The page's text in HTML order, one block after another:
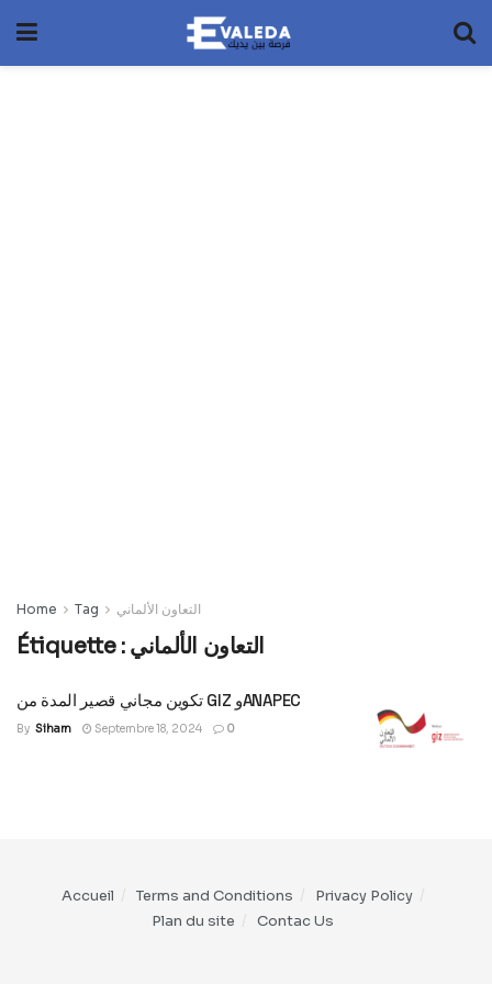
Home Tag التعاون الألماني
Étiquette : التعاون الألماني
تكوين مجاني قصير المدة من GIZ وANAPEC
By Siham Septembre 18, 2024 0
Accueil Terms and Conditions
Privacy Policy
Plan du site
Contac Us